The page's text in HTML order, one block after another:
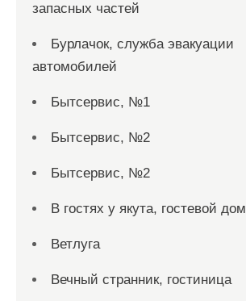
запасных частей
Бурлачок, служба эвакуации
автомобилей
Бытсервис, №1
Бытсервис, №2
Бытсервис, №2
В гостях у якута, гостевой дом
Ветлуга
Вечный странник, гостиница